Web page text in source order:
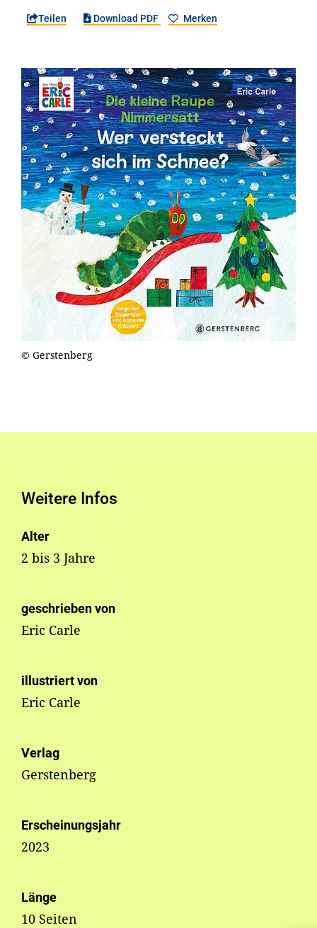
Teilen Download PDF Merken
© Gerstenberg
Weitere Infos
Alter
2 bis 3 Jahre
geschrieben von
Eric Carle
illustriert von
Eric Carle
Verlag
Gerstenberg
Erscheinungsjahr
2023
Länge
10 Seiten